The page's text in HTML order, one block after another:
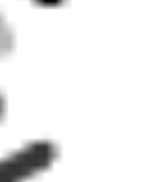
উপাদান যা রানিং
ব্যতিক্রমী শারীরিক
জন্য তাদের সেরা